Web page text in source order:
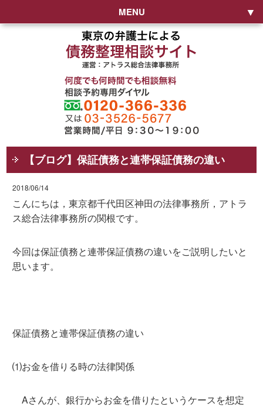
MENU
【ブログ】保証債務と連帯保証債務の違い
2018/06/14
こんにちは，東京都千代田区神田の法律事務所，アトラ
ス総合法律事務所の関根です。
今回は保証債務と連帯保証債務の違いをご説明したいと
思います。
保証債務と連帯保証債務の違い
⑴お金を借りる時の法律関係
Aさんが、銀行からお金を借りたというケースを想定